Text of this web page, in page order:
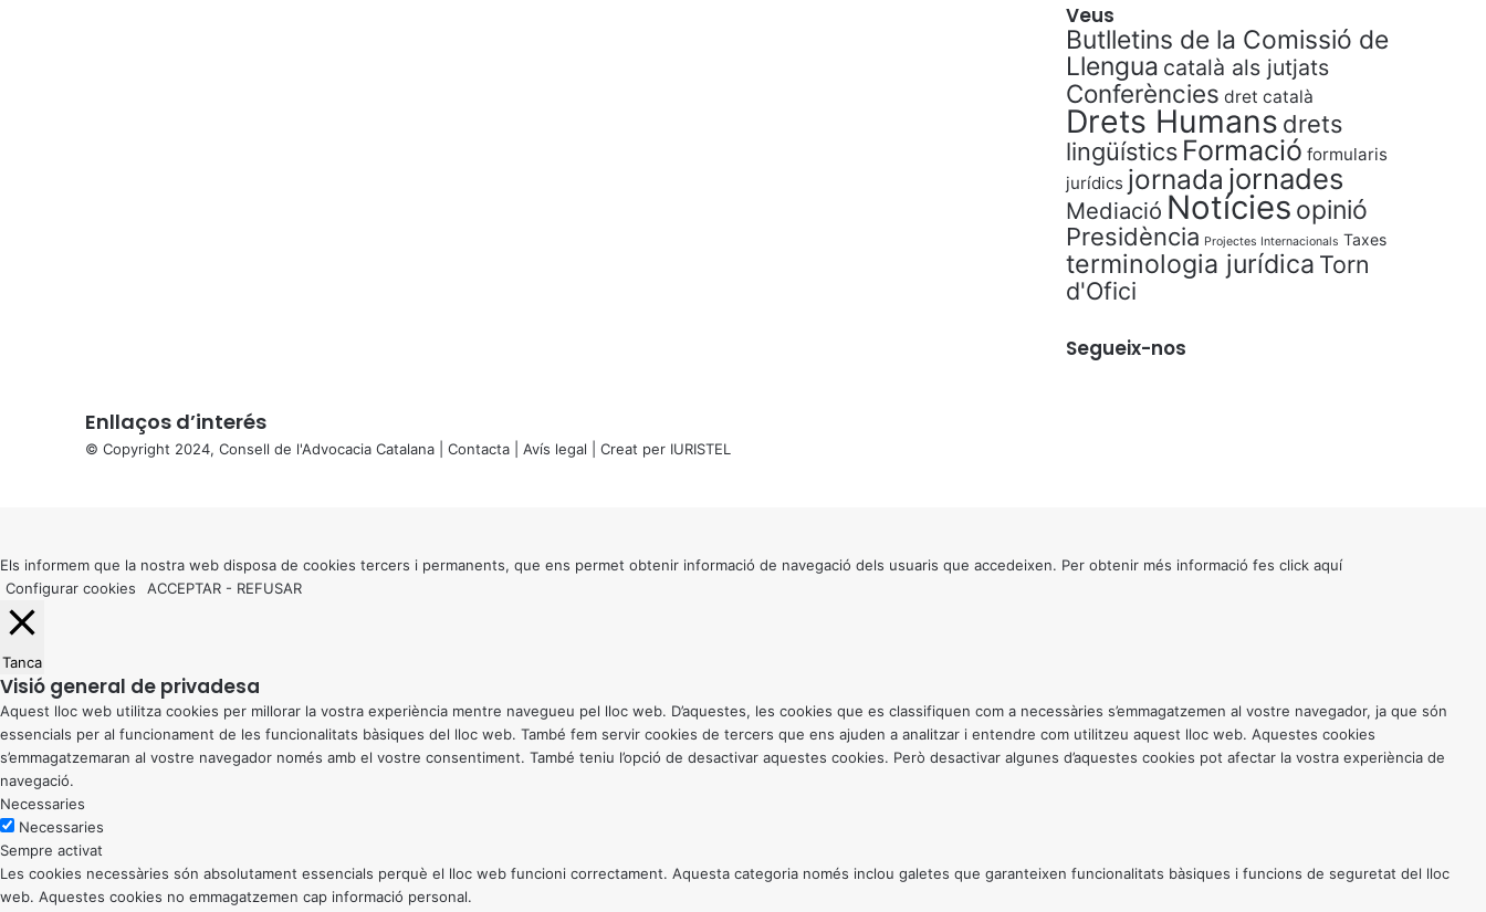
Veus
Butlletins de la Comissió de
Llengua català als jutjats
Conferències dret català
Drets Humans drets
lingüístics Formació formularis
jurídics jornada jornades
Mediació Notícies opinió
Presidència Projectes Internacionals Taxes
terminologia jurídica Torn
d'Ofici
Segueix-nos
Enllaços d’interés
© Copyright 2024, Consell de l'Advocacia Catalana | Contacta Avís legal | Creat per IURISTEL
button
Els informem que la nostra web disposa de cookies tercers i permanents, que ens permet obtenir informació de navegació dels usuaris que accedeixen. Per obtenir més informació fes click aquí
Configurar cookies
ACCEPTAR - REFUSAR
Tanca
Visió general de privadesa
Aquest lloc web utilitza cookies per millorar la vostra experiència mentre navegueu pel lloc web. D’aquestes, les cookies que es classifiquen com a necessàries s’emmagatzemen al vostre navegador, ja que són
essencials per al funcionament de les funcionalitats bàsiques del lloc web. També fem servir cookies de tercers que ens ajuden a analitzar i entendre com utilitzeu aquest lloc web. Aquestes cookies
s’emmagatzemaran al vostre navegador només amb el vostre consentiment. També teniu l’opció de desactivar aquestes cookies. Però desactivar algunes d’aquestes cookies pot afectar la vostra experiència de
navegació.
Necessaries
Necessaries
Sempre activat
Les cookies necessàries són absolutament essencials perquè el lloc web funcioni correctament. Aquesta categoria només inclou galetes que garanteixen funcionalitats bàsiques i funcions de seguretat del lloc
web. Aquestes cookies no emmagatzemen cap informació personal.